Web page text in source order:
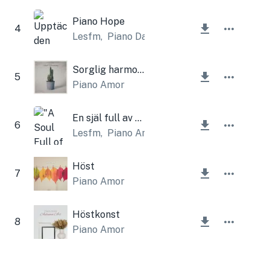
4
Piano Hope
Lesfm, Piano Date
5
Sorglig harmoni
Piano Amor
6
En själ full av hopp
Lesfm, Piano Amor
7
Höst
Piano Amor
8
Höstkonst
Piano Amor